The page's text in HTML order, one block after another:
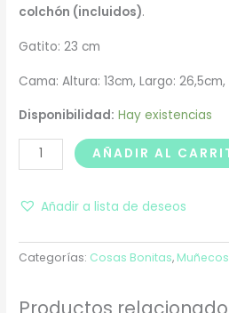
colchón (incluidos).
Gatito: 23 cm
Cama: Altura: 13cm, Largo: 26,5cm,
Disponibilidad: Hay existencias
AÑADIR AL
Añadir a lista de deseos
Categorías: Cosas Bonitas, Muñecos